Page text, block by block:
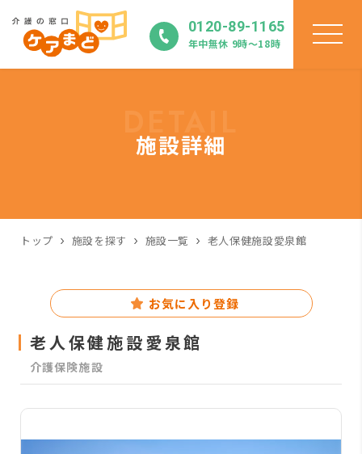
0120-89-1165
年中無休 9時〜18時
施設詳細
トップ 施設を探す 施設一覧 老人保健施設愛泉館
お気に入り登録
老人保健施設愛泉館
介護保険施設